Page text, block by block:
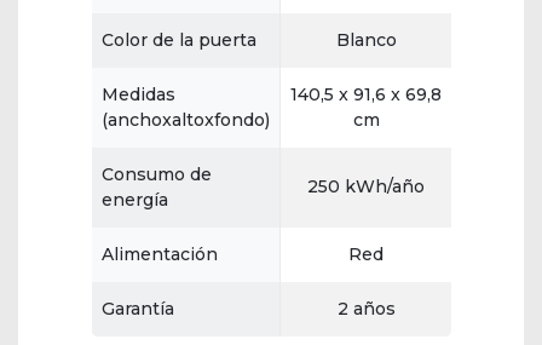
Color de la puerta Blanco
Medidas
(anchoxaltoxfondo)
140,5 x 91,6 x 69,8
cm
Consumo de
energía
250 kWh/año
Alimentación Red
Garantía 2 años